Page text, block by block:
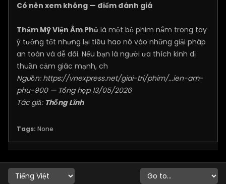
Có nên xem không — điểm đánh giá
Thẩm Mỹ Viện Âm Phủ là một bộ phim nắm trong tay
ý tưởng tốt nhưng lại tiêu hao nó vào những giải pháp
an toàn và dễ dãi. Nếu bạn là người ưa thích kinh dị
thuần cảm giác mạnh, ch
Nguồn: https://vnexpress.net/giai-tri/phim/...ien-am-
phu-900— Tổng hợp 13/05/2026
Tác giả: Thống Lĩnh
Tags: None